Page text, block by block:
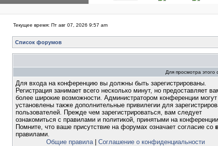
Текущее время: Пт авг 07, 2026 9:57 am
Список форумов
Для просмотра
Для входа на конференцию вы должны быть зарегистрированы.
Регистрация занимает всего несколько минут, но предоставляет
более широкие возможности. Администратором конференции
установлены также дополнительные привилегии для
пользователей. Прежде чем зарегистрироваться, вам следует
ознакомиться с правилами и политикой, принятыми на
Помните, что ваше присутствие на форумах означает согласие со
правилами.
Общие правила| Соглашение о конфиденциальности